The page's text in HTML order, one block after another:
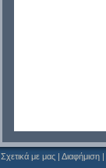
Σχετικά με μας | Διαφήμιση |